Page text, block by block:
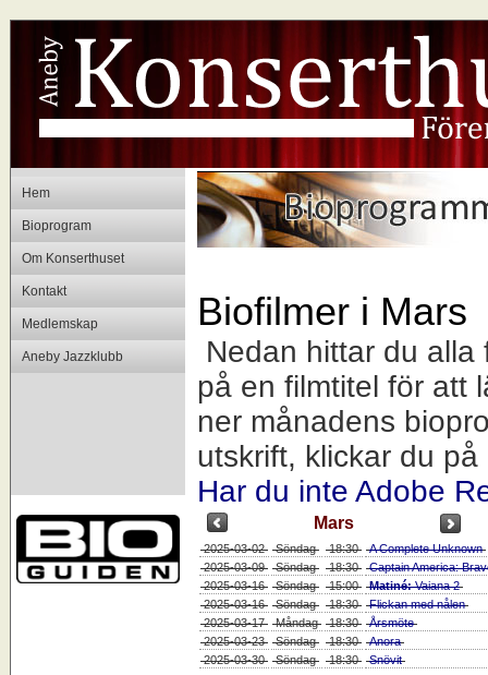
Hem
Bioprogram
Om Konserthuset
Kontakt
Medlemskap
Aneby Jazzklubb
Biofilmer i Mars
Nedan hittar du alla
på en filmtitel för att
ner månadens
utskrift, klickar du
Har du inte Adobe
Mars
2025-03-02 Söndag 18:30 A Complete Unknown
2025-03-09 Söndag 18:30 Captain America:
2025-03-16 Söndag 15:00 Matiné:Vaiana 2
2025-03-16 Söndag 18:30 Flickan med nålen
2025-03-17 Måndag 18:30 Årsmöte
2025-03-23 Söndag 18:30 Anora
2025-03-30 Söndag 18:30 Snövit